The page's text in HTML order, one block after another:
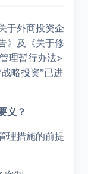
于外商投资企
》及《关于修
理暂行办法>
略投资”已进
义？
理措施的前提